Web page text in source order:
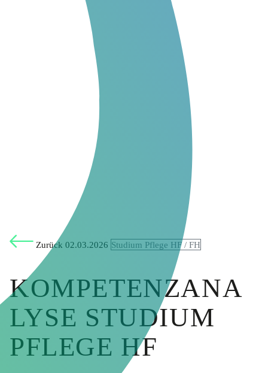
Zurück 02.03.2026 Studium Pflege HF / FH
KOMPETENZANA
LYSE STUDIUM
PFLEGE HF